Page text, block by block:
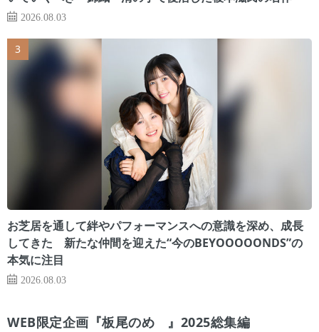
2026.08.03
お芝居を通して絆やパフォーマンスへの意識を深め、成長
してきた 新たな仲間を迎えた“今のBEYOOOOONDS”の
本気に注目
2026.08.03
WEB限定企画『板尾のめ゙』2025総集編